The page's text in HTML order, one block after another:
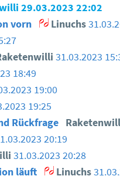
29.03.2023 22:02
vorn Linuchs
31.03.2023
18:49
19:00
19:25
Rückfrage
20:19
31.03.2023 20:28
läuft Linuchs